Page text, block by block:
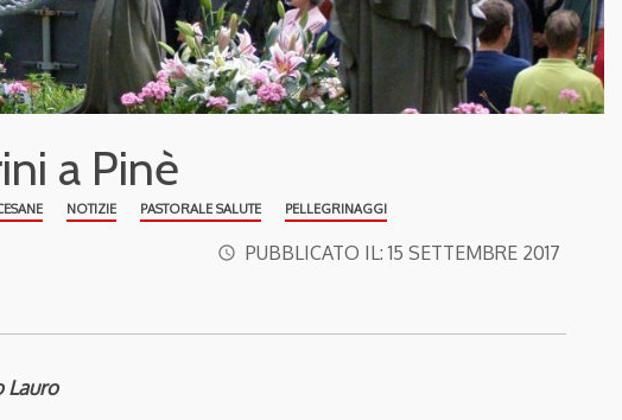
a Pinè
NOTIZIE PASTORALE SALUTE PELLEGRINAGGI
access_time PUBBLICATO IL:15 SETTEMBRE 2017
Lauro